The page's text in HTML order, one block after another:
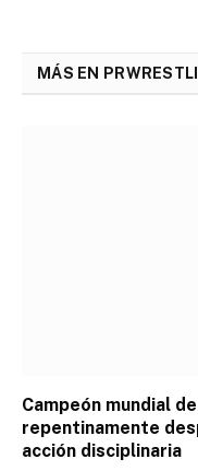
MÁS EN
Campeón mundial
repentinamente
acción disciplinaria